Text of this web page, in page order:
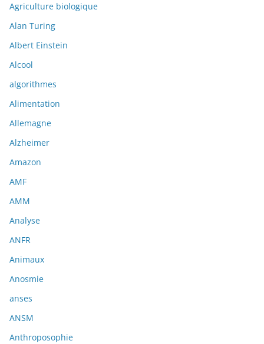
Agriculture biologique
Alan Turing
Albert Einstein
Alcool
algorithmes
Alimentation
Allemagne
Alzheimer
Amazon
AMF
AMM
Analyse
ANFR
Animaux
Anosmie
anses
ANSM
Anthroposophie